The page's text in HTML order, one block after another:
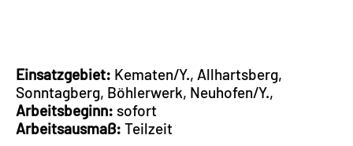
Einsatzgebiet: Kematen/Y., Allhartsberg,
Sonntagberg, Böhlerwerk, Neuhofen/Y.,
Arbeitsbeginn: sofort
Arbeitsausmaß: Teilzeit